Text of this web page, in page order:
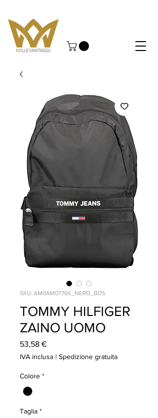
SKU: AM0AM07766_NERO_BDS
TOMMY HILFIGER
ZAINO UOMO
53,58 €Prezzo
IVA inclusa | Spedizione gratuita
Colore *
Taglia *